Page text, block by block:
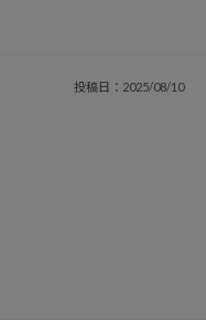
投稿日：2025/08/10